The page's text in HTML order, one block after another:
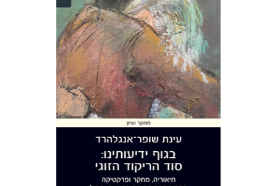
עינת שופר-אנגלהרד
הנחת אתר ספר מודפס
$31
$28